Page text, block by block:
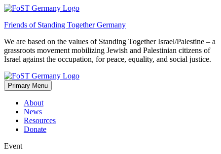
Skip
content
Friends of Standing Together Germany
We are based on the values of Standing Together Israel/Palestine – a
grassroots movement mobilizing Jewish and Palestinian citizens of
Israel against the occupation, for peace, equality, and social justice.
Primary Menu
About
News
Resources
Donate
Event